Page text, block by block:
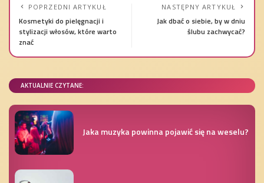
POPRZEDNI ARTYKUŁ
Kosmetyki do pielęgnacji i
stylizacji włosów, które warto
znać
NASTĘPNY ARTYKUŁ
Jak dbać o siebie, by w dniu
ślubu zachwycać?
AKTUALNIE CZYTANE:
Jaka muzyka powinna pojawić się na weselu?